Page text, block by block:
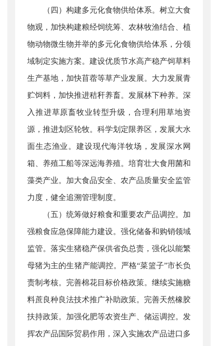
（四）构建多元化食物供给体系。树立大食
物观，加快构建粮经饲统筹、农林牧渔结合、植
物动物微生物并举的多元化食物供给体系，分领
域制定实施方案。建设优质节水高产稳产饲草料
生产基地，加快苜蓿等草产业发展。大力发展青
贮饲料，加快推进秸秆养畜。发展林下种养。深
入推进草原畜牧业转型升级，合理利用草地资
源，推进划区轮牧。科学划定限养区，发展大水
面生态渔业。建设现代海洋牧场，发展深水网
箱、养殖工船等深远海养殖。培育壮大食用菌和
藻类产业。加大食品安全、农产品质量安全监管
力度，健全追溯管理制度。
（五）统筹做好粮食和重要农产品调控。加
强粮食应急保障能力建设。强化储备和购销领域
监管。落实生猪稳产保供省负总责，强化以能繁
母猪为主的生猪产能调控。严格“菜篮子”市长负
责制考核。完善棉花目标价格政策。继续实施糖
料蔗良种良法技术推广补助政策。完善天然橡胶
扶持政策。加强化肥等农资生产、储运调控。发
挥农产品国际贸易作用，深入实施农产品进口多